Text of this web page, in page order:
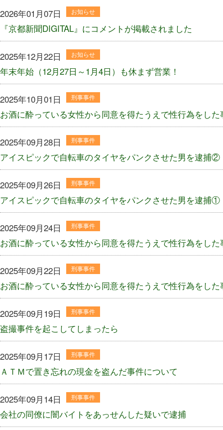
2026年01月07日 お知らせ
『京都新聞DIGITAL』にコメントが掲載されました
2025年12月22日 お知らせ
年末年始（12月27日～1月4日）も休まず営業！
2025年10月01日 刑事事件
お酒に酔っている女性から同意を得たうえで性行為をし
2025年09月28日 刑事事件
アイスピックで自転車のタイヤをパンクさせた男を逮捕②
2025年09月26日 刑事事件
アイスピックで自転車のタイヤをパンクさせた男を逮捕①
2025年09月24日 刑事事件
お酒に酔っている女性から同意を得たうえで性行為をし
2025年09月22日 刑事事件
お酒に酔っている女性から同意を得たうえで性行為をし
2025年09月19日 刑事事件
盗撮事件を起こしてしまったら
2025年09月17日 刑事事件
ＡＴＭで置き忘れの現金を盗んだ事件について
2025年09月14日 刑事事件
会社の同僚に闇バイトをあっせんした疑いで逮捕